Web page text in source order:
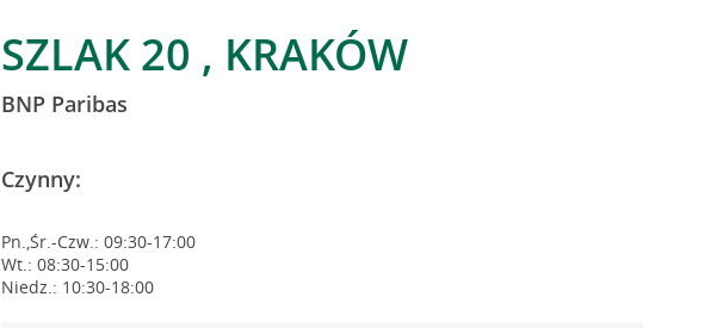
SZLAK 20 , KRAKÓW
BNP Paribas
Czynny:
Pn.,Śr.-Czw.: 09:30-17:00
Wt.: 08:30-15:00
Niedz.: 10:30-18:00